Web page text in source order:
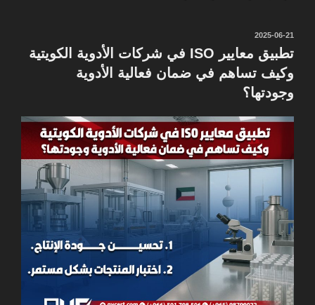
نُشر
2025-06-21
تطبيق معايير ISO في شركات الأدوية الكويتية
وكيف تساهم في ضمان فعالية الأدوية
وجودتها؟